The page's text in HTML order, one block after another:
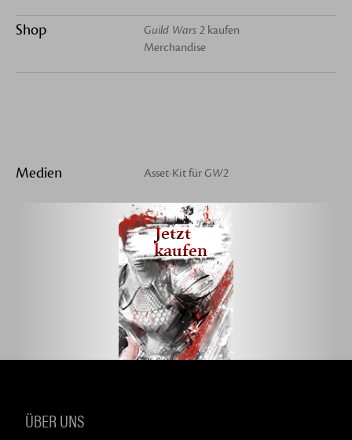
Shop Guild Wars 2 kaufen
Merchandise
Medien Asset-Kit fürGW2
Jetzt
kaufen
ÜBER UNS